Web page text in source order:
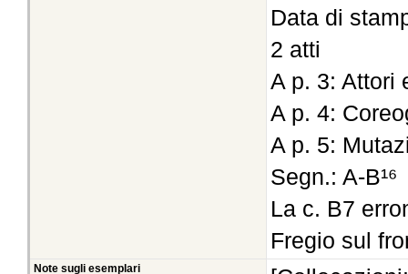
Data di
2 atti
A p. 3: Attori
A p. 4:
A p. 5:
Segn.: A-B¹⁶
La c. B7
Fregio sul
Note sugli esemplari